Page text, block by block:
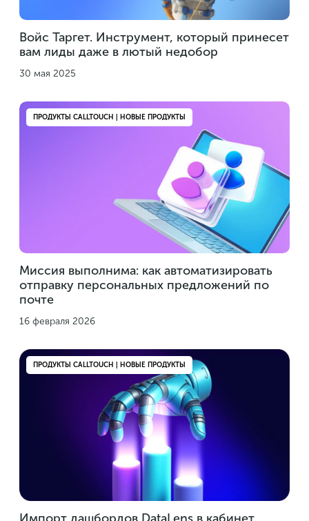
Войс Таргет. Инструмент, который принесет
вам лиды даже в лютый недобор
30 мая 2025
ПРОДУКТЫ CALLTOUCH | НОВЫЕ ПРОДУКТЫ
Миссия выполнима: как автоматизировать
отправку персональных предложений по
почте
16 февраля 2026
ПРОДУКТЫ CALLTOUCH | НОВЫЕ ПРОДУКТЫ